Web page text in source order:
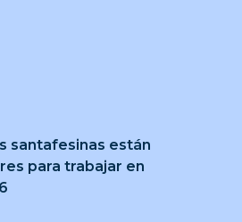
santafesinas están
para trabajar en